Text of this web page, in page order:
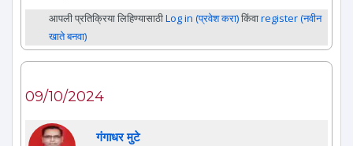
आपली प्रतिक्रिया लिहिण्यासाठीLog in (प्रवेश करा)किंवाregister (नवीन
खाते बनवा)
09/10/2024
गंगाधर मुटे